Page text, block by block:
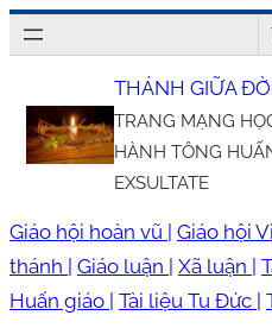
Chuyển
đến
nội
dung
THÁNH GIỮA
TRANG MẠNG
HÀNH TÔNG
EXSULTATE
Giáo hội hoàn vũ | Giáo hội
thánh | Giáo luận | Xã luận |
Huấn giáo | Tài liệu Tu Đức |